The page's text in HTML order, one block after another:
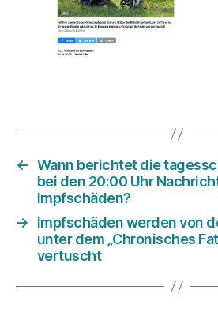
← Wann berichtet die
bei den 20:00 Uhr
Impfschäden?
→
Impfschäden werden von
unter dem „Chronisches
vertuscht